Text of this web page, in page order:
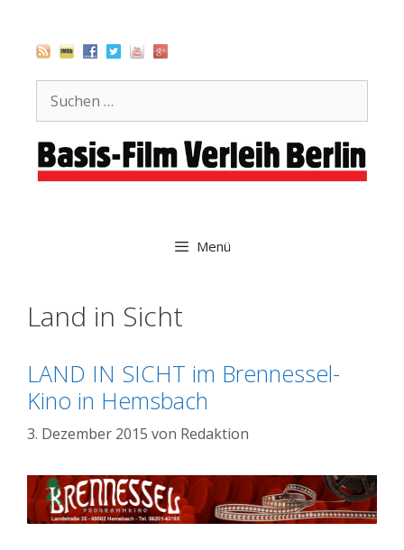
springen
nach:
Menü
Land in Sicht
LAND IN SICHT im Brennessel-
Kino in Hemsbach
3. Dezember 2015 von Redaktion